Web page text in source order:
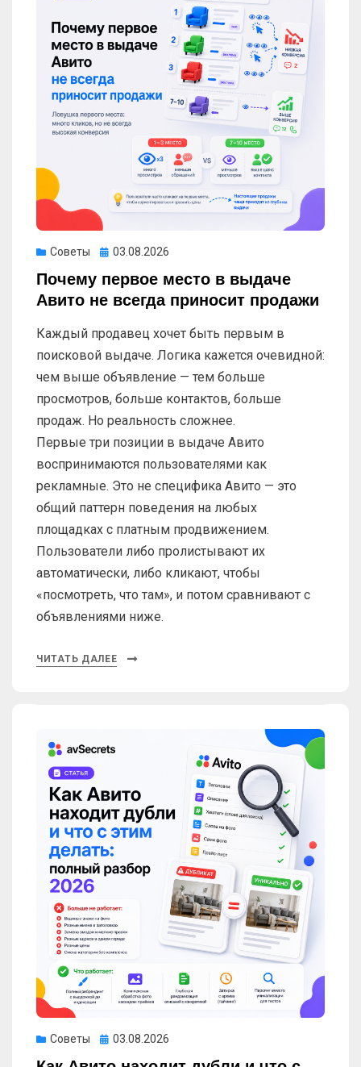
Советы Опубликовано
03.08.2026
Почему первое место в выдаче
Авито не всегда приносит продажи
Каждый продавец хочет быть первым в
поисковой выдаче. Логика кажется очевидной:
чем выше объявление — тем больше
просмотров, больше контактов, больше
продаж. Но реальность сложнее.
Первые три позиции в выдаче Авито
воспринимаются пользователями как
рекламные. Это не специфика Авито — это
общий паттерн поведения на любых
площадках с платным продвижением.
Пользователи либо пролистывают их
автоматически, либо кликают, чтобы
«посмотреть, что там», и потом сравнивают с
объявлениями ниже.
ЧИТАТЬ ДАЛЕЕ
Советы Опубликовано
03.08.2026